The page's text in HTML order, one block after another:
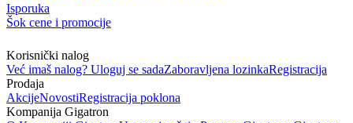
Isporuka
Šok cene i promocije
Korisnički nalog
Već imaš nalog? Uloguj se sadaZaboravljena lozinkaRegistracija
Prodaja
AkcijeNovostiRegistracija poklona
Kompanija Gigatron